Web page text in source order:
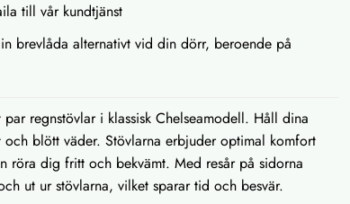
till vår kundtjänst
brevlåda alternativt vid din dörr, beroende på
regnstövlar i klassisk Chelseamodell. Håll dina
blött väder. Stövlarna erbjuder optimal komfort
röra dig fritt och bekvämt. Med resår på sidorna
ut ur stövlarna, vilket sparar tid och besvär.